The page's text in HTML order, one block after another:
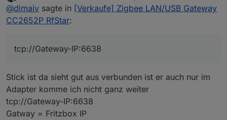
Offline
@dimaiv sagte in [Verkaufe] Zigbee LAN/USB Gateway
CC2652P RfStar:
tcp://Gateway-IP:6638
Stick ist da sieht gut aus verbunden ist er auch nur im
Adapter komme ich nicht ganz weiter
tcp://Gateway-IP:6638
Gatway = Fritzbox IP